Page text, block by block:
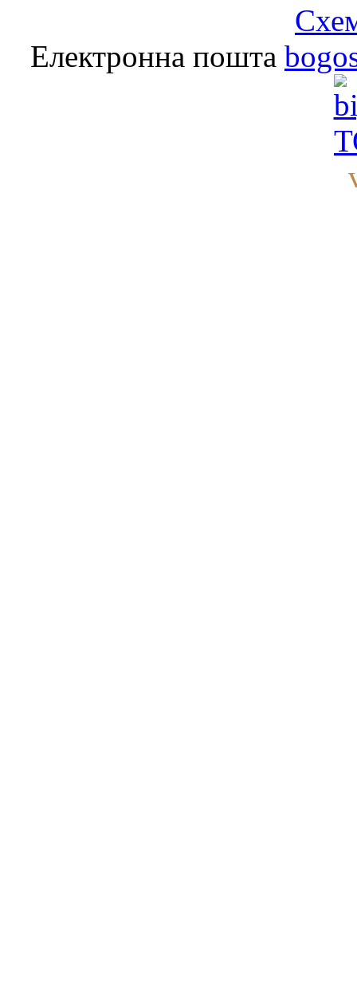
Електронна пошта